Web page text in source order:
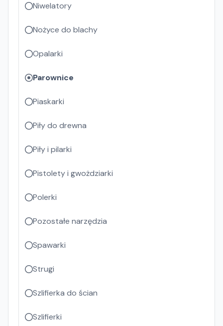
Niwelatory
Nożyce do blachy
Opalarki
Parownice
Piaskarki
Piły do drewna
Piły i pilarki
Pistolety i gwożdziarki
Polerki
Pozostałe narzędzia
Spawarki
Strugi
Szlifierka do ścian
Szlifierki